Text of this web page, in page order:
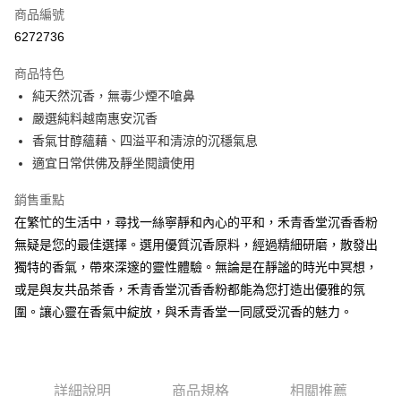
超商取貨付款
Apple Pay
街口支付
悠遊付
Google Pay
全盈+PAY
【關於「AFTEE先享後付」】
AFTEE先享後付是「在收到商品之後才付款」的支付方式。 讓您購物簡單
ATM付款
運送方式
商品編號
6272736
商品特色
純天然沉香，無毒少煙不嗆鼻
嚴選純料越南惠安沉香
香氣甘醇蘊藉、四溢平和清涼的沉穩氣息
適宜日常供佛及靜坐閱讀使用
銷售重點
在繁忙的生活中，尋找一絲寧靜和內心的平和，禾青香堂沉香香粉
無疑是您的最佳選擇。選用優質沉香原料，經過精細研磨，散發出
獨特的香氣，帶來深邃的靈性體驗。無論是在靜謐的時光中冥想，
或是與友共品茶香，禾青香堂沉香香粉都能為您打造出優雅的氛
圍。讓心靈在香氣中綻放，與禾青香堂一同感受沉香的魅力。
詳細說明 商品規格 相關推薦